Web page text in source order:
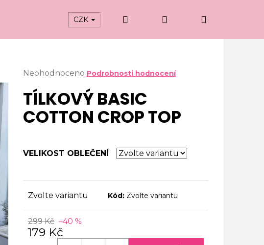
CZK Přihlášení
Průměrné
produktu
je
0,0
hvězdiček.
Neohodnoceno Podrobnosti hodnocení
TÍLKOVÝ BASIC
COTTON CROP TOP
VELIKOST OBLEČENÍ
Zvolte variantu Kód: Zvolte variantu
299 Kč –40 %
179 Kč